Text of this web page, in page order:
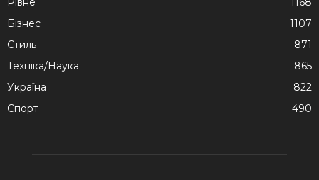
Бізнес
1107
Стиль
871
Техніка/Наука
865
Україна
822
Спорт
490